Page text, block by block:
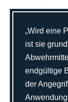
„Wird eine
ist sie
endgültige
der